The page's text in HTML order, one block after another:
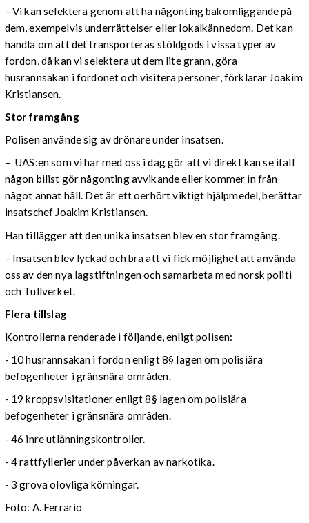
– Vi kan selektera genom att ha någonting bakomliggande på
dem, exempelvis underrättelser eller lokalkännedom. Det kan
handla om att det transporteras stöldgods i vissa typer av
fordon, då kan vi selektera ut dem lite grann, göra
husrannsakan i fordonet och visitera personer, förklarar Joakim
Kristiansen.
Stor framgång
Polisen använde sig av drönare under insatsen.
– UAS:en som vi har med oss i dag gör att vi direkt kan se ifall
någon bilist gör någonting avvikande eller kommer in från
något annat håll. Det är ett oerhört viktigt hjälpmedel, berättar
insatschef Joakim Kristiansen.
Han tillägger att den unika insatsen blev en stor framgång.
– Insatsen blev lyckad och bra att vi fick möjlighet att använda
oss av den nya lagstiftningen och samarbeta med norsk politi
och Tullverket.
Flera tillslag
Kontrollerna renderade i följande, enligt polisen:
- 10 husrannsakan i fordon enligt 8§ lagen om polisiära
befogenheter i gränsnära områden.
- 19 kroppsvisitationer enligt 8§ lagen om polisiära
befogenheter i gränsnära områden.
- 46 inre utlänningskontroller.
- 4 rattfyllerier under påverkan av narkotika.
- 3 grova olovliga körningar.
Foto: A. Ferrario